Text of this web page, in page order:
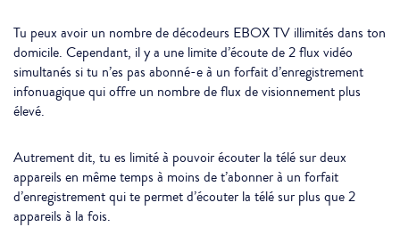
Tu peux avoir un nombre de décodeurs EBOX TV illimités dans ton
domicile. Cependant, il y a une limite d’écoute de 2 flux vidéo
simultanés si tu n’es pas abonné-e à un forfait d’enregistrement
infonuagique qui offre un nombre de flux de visionnement plus
élevé.
Autrement dit, tu es limité à pouvoir écouter la télé sur deux
appareils en même temps à moins de t’abonner à un forfait
d’enregistrement qui te permet d’écouter la télé sur plus que 2
appareils à la fois.